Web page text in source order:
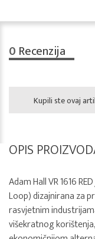
0 Recenzija
Kupili ste ovaj
OPIS
Adam Hall VR 1616
Loop) dizajnirana za
rasvjetnim
višekratnog